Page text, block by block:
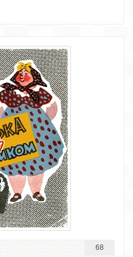
68